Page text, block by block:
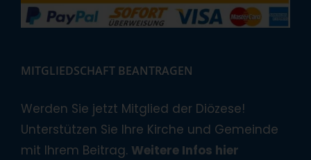
MITGLIEDSCHAFT BEANTRAGEN
Werden Sie jetzt Mitglied der Diözese!
Unterstützen Sie Ihre Kirche und Gemeinde
mit Ihrem Beitrag. Weitere Infos hier